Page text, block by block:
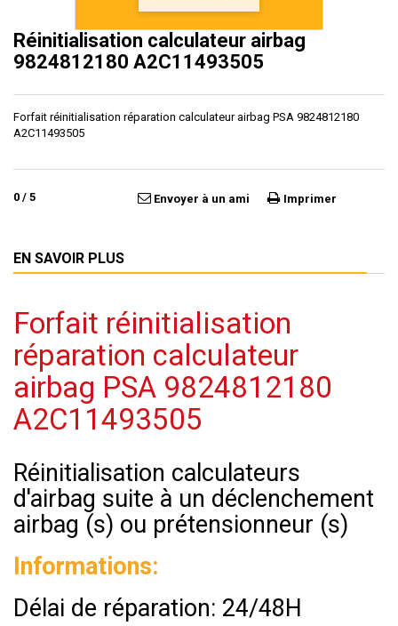
Réinitialisation calculateur airbag
9824812180 A2C11493505
Forfait réinitialisation réparation calculateur airbag PSA 9824812180
A2C11493505
0 / 5 Envoyer à un ami Imprimer
EN SAVOIR PLUS
Forfait réinitialisation
réparation calculateur
airbag PSA 9824812180
A2C11493505
Réinitialisation calculateurs
d'airbag suite à un déclenchement
airbag (s) ou prétensionneur (s)
Informations:
Délai de réparation: 24/48H